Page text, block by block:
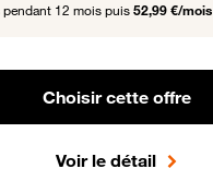
pendant 12 mois puis 52,99 €/mois
Choisir cette offre
Voir le détail